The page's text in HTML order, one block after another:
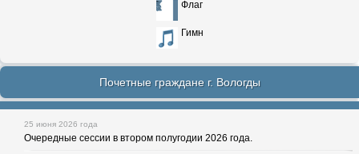
Флаг
Гимн
Почетные граждане г. Вологды
25 июня 2026 года
Очередные сессии в втором полугодии 2026 года.